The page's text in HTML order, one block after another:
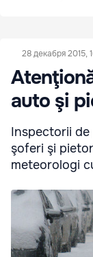
28 декабря 2015,
auto şi
Inspectorii
şoferi şi
meteorologi